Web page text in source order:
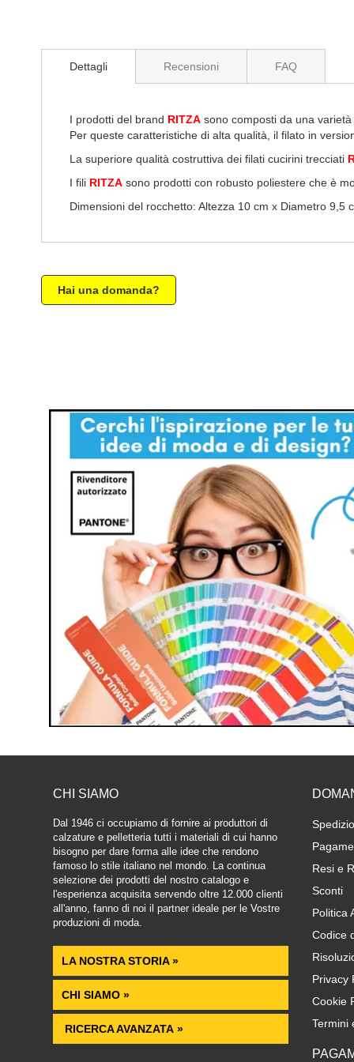
Dettagli
I prodotti del brand RITZA sono composti da una
Per queste caratteristiche di alta qualità, il filato in
La superiore qualità costruttiva dei filati cucirini trecciati
I fili RITZA sono prodotti con robusto poliestere che è
Dimensioni del rocchetto: Altezza 10 cm x Diametro 9,5
Recensioni FAQ
Hai una domanda?
CHI SIAMO
Dal 1946 ci occupiamo di fornire ai produttori di
calzature e pelletteria tutti i materiali di cui hanno
bisogno per dare forma alle idee che rendono
famoso lo stile italiano nel mondo. La continua
selezione dei prodotti del nostro catalogo e
l'esperienza acquisita servendo oltre 12.000 clienti
all'anno, fanno di noi il partner ideale per le Vostre
produzioni di moda.
LA NOSTRA STORIA »
CHI SIAMO »
RICERCA AVANZATA »
Resi e
Sconti
Politica
Codice
Privacy
Cookie
Termini